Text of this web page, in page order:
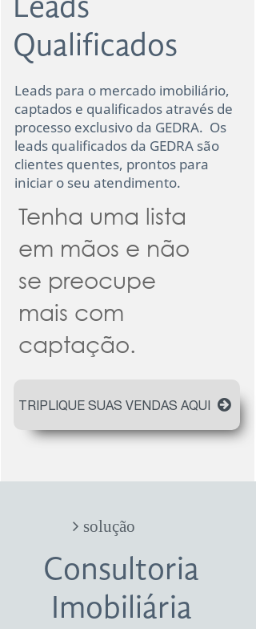
Tenha uma lista
em mãos e não
se preocupe
mais com
captação.
TRIPLIQUE SUAS VENDAS AQUI
Leads
Qualificados
Leads para o mercado imobiliário,
captados e qualificados através de
processo exclusivo da GEDRA. Os
leads qualificados da GEDRA são
clientes quentes, prontos para
iniciar o seu atendimento.
​​​​​​​​​​​​​​ solução
Consultoria
Imobiliária